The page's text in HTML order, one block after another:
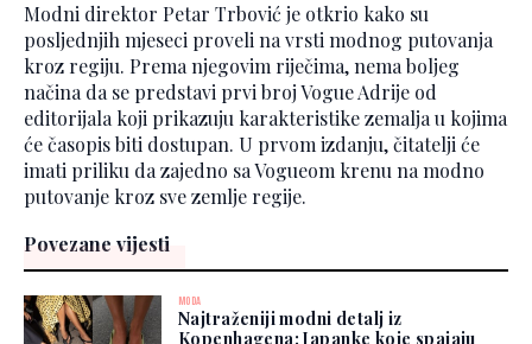
Modni direktor Petar Trbović je otkrio kako su
posljednjih mjeseci proveli na vrsti modnog putovanja
kroz regiju. Prema njegovim riječima, nema boljeg
načina da se predstavi prvi broj Vogue Adrije od
editorijala koji prikazuju karakteristike zemalja u kojima
će časopis biti dostupan. U prvom izdanju, čitatelji će
imati priliku da zajedno sa Vogueom krenu na modno
putovanje kroz sve zemlje regije.
Povezane vijesti
MODA
Najtraženiji modni detalj iz
Kopenhagena: Japanke koje spajaju